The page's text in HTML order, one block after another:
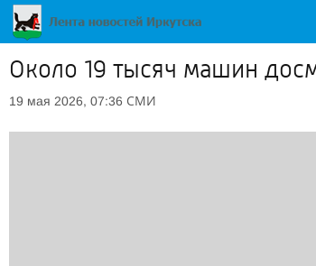
Около 19 тысяч машин
19 мая 2026, 07:36 СМИ